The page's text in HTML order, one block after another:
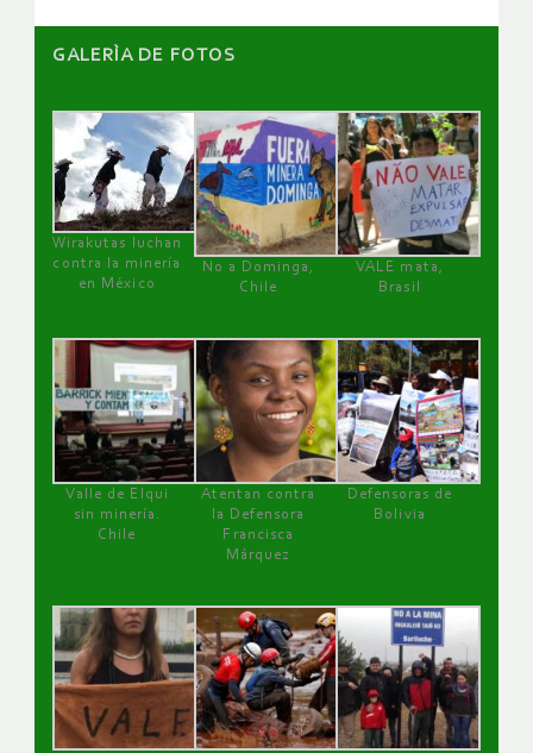
GALERÌA DE FOTOS
Wirakutas luchan
contra la minería
en México
No a Dominga,
Chile
VALE mata,
Brasil
Valle de Elqui
sin minería.
Chile
Atentan contra
la Defensora
Francisca
Márquez
Defensoras de
Bolivia